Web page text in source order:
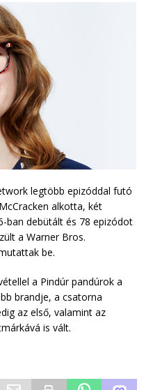
legtöbb epizóddal futó
alkotta, két
ban debütált és 78 epizódot
a Warner Bros.
be.
a Pindúr pandúrok a
brandje, a csatorna
az első, valamint az
is vált.